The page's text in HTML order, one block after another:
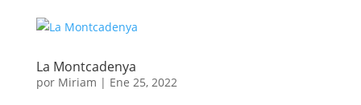
La Montcadenya
por Miriam | Ene 25, 2022